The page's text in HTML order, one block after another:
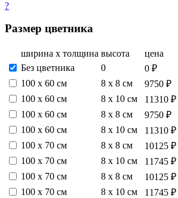
?
Размер цветника
ширина х толщина высота
цена
Без цветника
0
0 ₽
100 х 60 см
8 х 8 см
9750 ₽
100 х 60 см
8 х 10 см
11310 ₽
100 х 60 см
8 х 8 см
9750 ₽
100 х 60 см
8 х 10 см
11310 ₽
100 х 70 см
8 х 8 см
10125 ₽
100 х 70 см
8 х 10 см
11745 ₽
100 х 70 см
8 х 8 см
10125 ₽
100 х 70 см
8 х 10 см
11745 ₽